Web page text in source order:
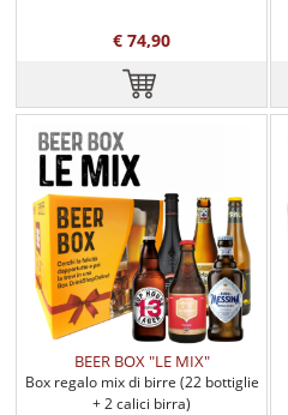
€ 74,90
BEER BOX "LE MIX"
Box regalo mix di birre (22 bottiglie
+ 2 calici birra)